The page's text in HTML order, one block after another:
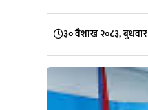
३० वैशाख २०८३, बुधवार